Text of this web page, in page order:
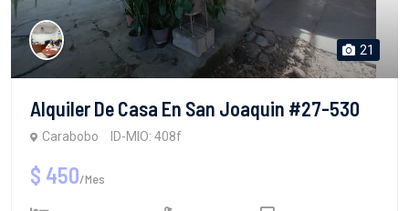
21
Alquiler De Casa En San Joaquin #27-530
Carabobo ID-MIO: 408f
$ 450/Mes